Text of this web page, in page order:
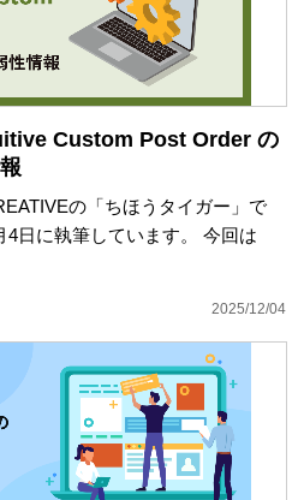
Custom Post Order の
の「ちほうタイガー」で
4日に執筆しています。 今回は
2025/12/04